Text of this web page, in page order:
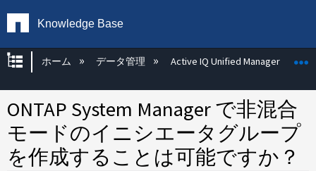
Knowledge Base
グローバル階層を展開/折りたたむ
ホーム データ管理 Active IQ Unified Manager
ONTAP System Manager で非混合
モードのイニシエータグループ
を作成することは可能ですか？